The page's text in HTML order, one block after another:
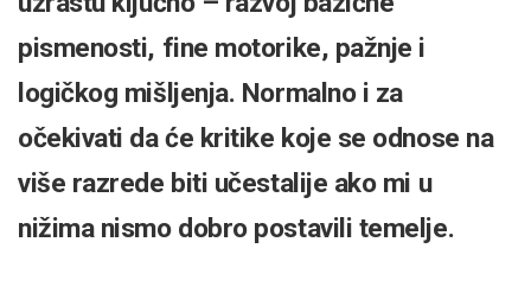
pismenosti, fine motorike, pažnje i
logičkog mišljenja. Normalno i za
očekivati da će kritike koje se odnose na
više razrede biti učestalije ako mi u
nižima nismo dobro postavili temelje.